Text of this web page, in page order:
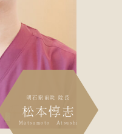
明石駅前院 院長
松本惇志
Matsumoto Atsushi